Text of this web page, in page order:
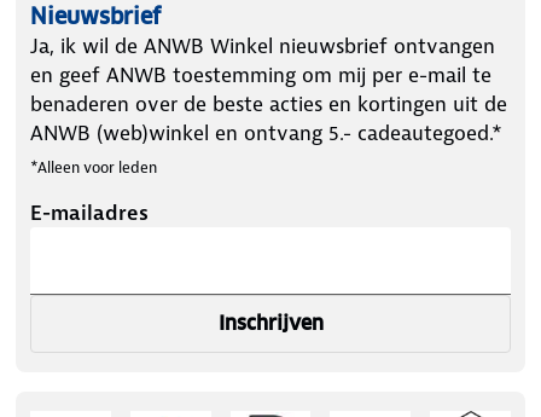
Nieuwsbrief
Ja, ik wil de ANWB Winkel nieuwsbrief ontvangen
en geef ANWB toestemming om mij per e-mail te
benaderen over de beste acties en kortingen uit de
ANWB (web)winkel en ontvang 5.- cadeautegoed.*
*Alleen voor leden
E-mailadres
Inschrijven